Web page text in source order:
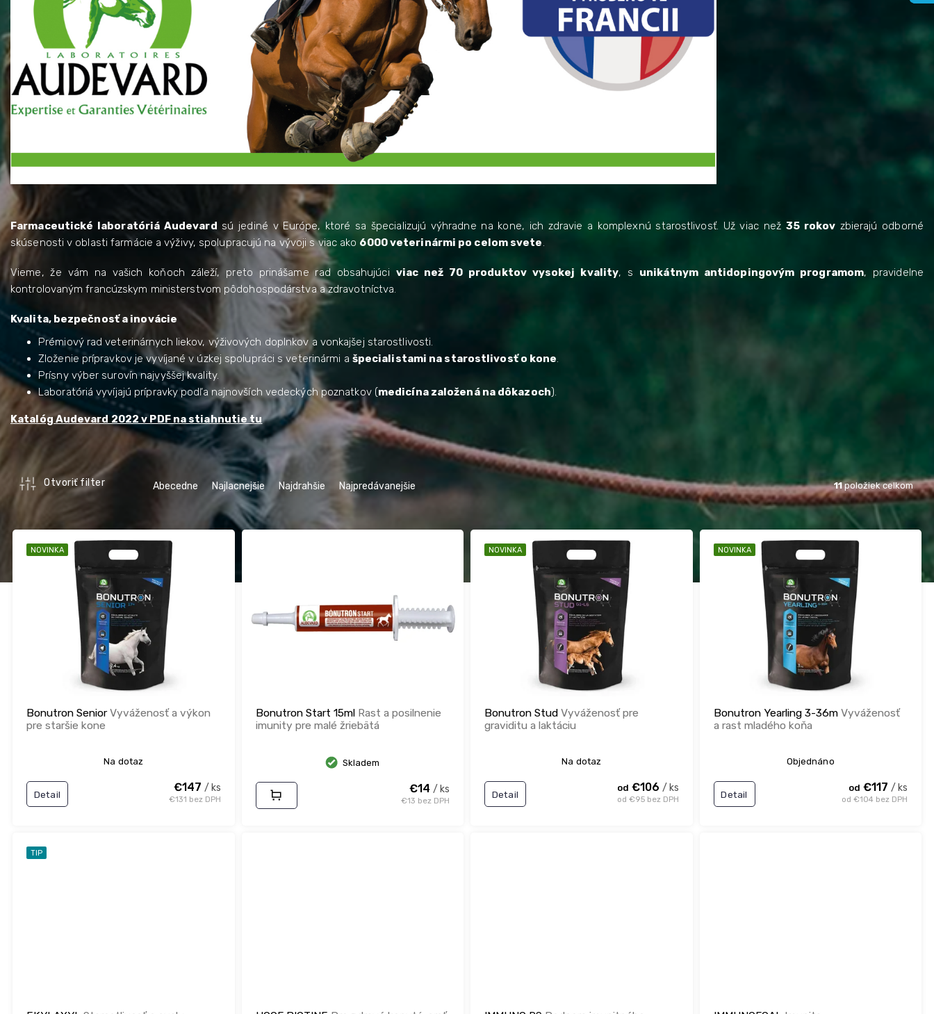
Farmaceutické laboratóriá Audevard sú jediné v Európe, ktoré sa špecializujú výhradne na kone, ich zdravie a komplexnú starostlivosť. Už viac než 35 rokov zbierajú odborné
skúsenosti v oblasti farmácie a výživy, spolupracujú na vývoji s viac ako 6000 veterinármi po celom svete.
Vieme, že vám na vašich koňoch záleží, preto prinášame rad obsahujúci viac než 70 produktov vysokej kvality, s unikátnym antidopingovým programom, pravidelne
kontrolovaným francúzskym ministerstvom pôdohospodárstva a zdravotníctva.
Kvalita, bezpečnosť a inovácie
Prémiový rad veterinárnych liekov, výživových doplnkov a vonkajšej starostlivosti.
Zloženie prípravkov je vyvíjané v úzkej spolupráci s veterinármi a špecialistami na starostlivosť o kone.
Prísny výber surovín najvyššej kvality.
Laboratóriá vyvíjajú prípravky podľa najnovších vedeckých poznatkov (medicína založená na dôkazoch).
Katalóg Audevard 2022 v PDF na stiahnutie tu
n
e
p
r
o
d
u
o
v
Abecedne Najlacnejšie Najdrahšie Najpredávanejšie 11položiek celkom
Otvoriť filter
V
i
NOVINKA
Bonutron SeniorVyváženosť a výkon
pre staršie kone
Na dotaz
€131 bez DPH
€147 / ks
Detail
Bonutron Start 15ml Rast a posilnenie
imunity pre malé žriebätá
Skladem
€13 bez DPH
€14 / ks
NOVINKA
Bonutron Stud Vyváženosť pre
graviditu a laktáciu
Na dotaz
od €95 bez DPH
od €106 / ks
Detail
NOVINKA
Bonutron Yearling 3-36m Vyváženosť
a rast mladého koňa
Objednáno
od €104 bez DPH
od €117 / ks
Detail
TIP